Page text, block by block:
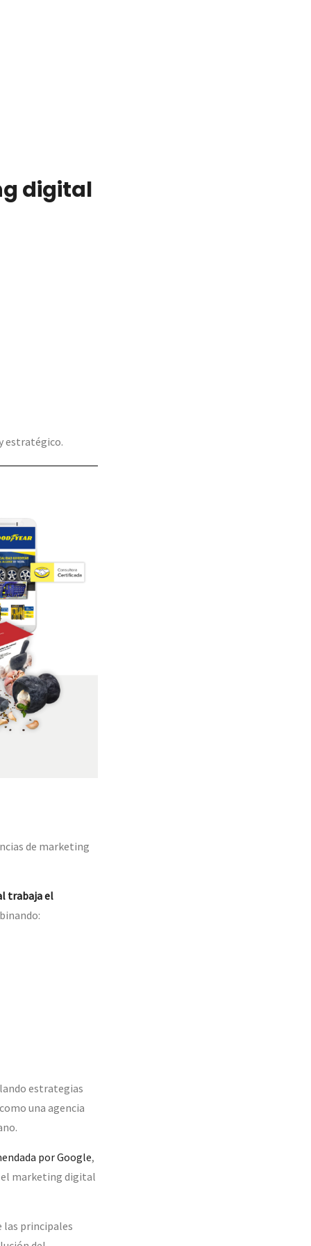
digital
estratégico.
de marketing
trabaja el
estrategias
una agencia
por Google,
el marketing digital
las principales